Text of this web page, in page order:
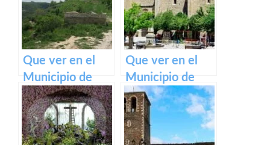
Mancha
Mancha
Que ver en el
Municipio de
Aldeanueva de
Guadalajara en
Castilla La
Que ver en el
Municipio de
Milmarcos en
Castilla La
Mancha